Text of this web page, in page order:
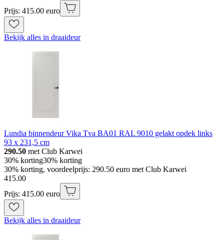
Prijs: 415.00 euro
Bekijk alles in draaideur
Lundia binnendeur Vika Tva BA01 RAL 9010 gelakt opdek links
93 x 231,5 cm
290.50 met Club Karwei
30% korting30% korting
30% korting, voordeelprijs: 290.50 euro met Club Karwei
415.00
Prijs: 415.00 euro
Bekijk alles in draaideur